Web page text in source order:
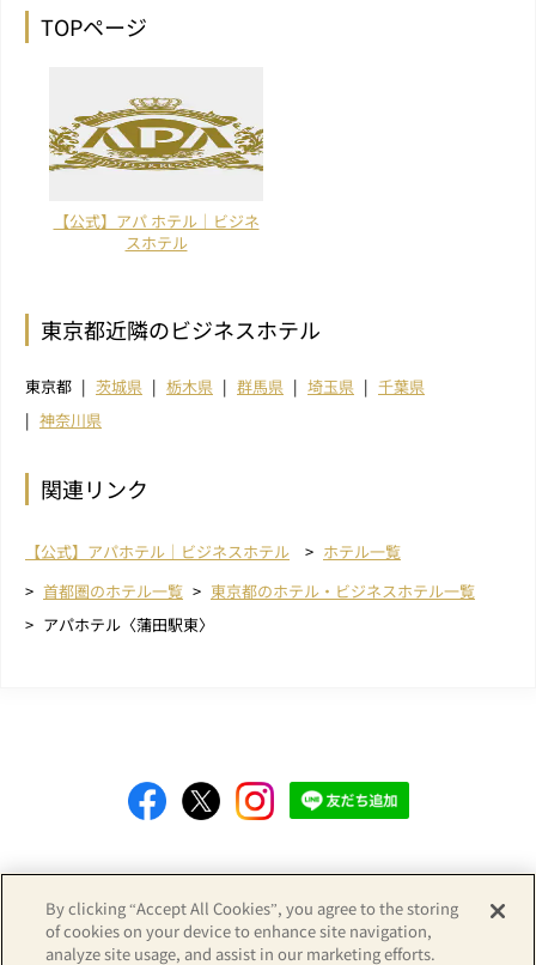
TOPページ
【公式】アパ ホテル｜ビジネ
スホテル
東京都近隣のビジネスホテル
東京都 茨城県 栃木県 群馬県 埼玉県
千葉県
神奈川県
関連リンク
【公式】アパホテル｜ビジネスホテル
ホテル一覧
首都圏のホテル一覧
東京都のホテル・ビジネスホテル一覧
アパホテル〈蒲田駅東〉
By clicking “Accept All Cookies”, you agree to the storing
of cookies on your device to enhance site navigation,
analyze site usage, and assist in our marketing efforts.